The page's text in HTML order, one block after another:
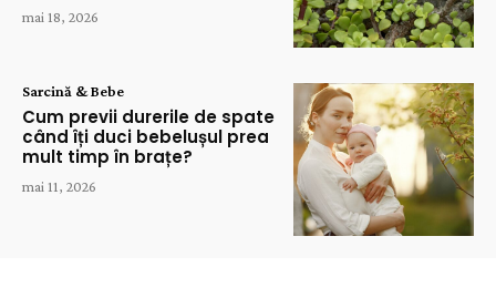
mai 18, 2026
Sarcină & Bebe
Cum previi durerile de spate
când îți duci bebelușul prea
mult timp în brațe?
mai 11, 2026